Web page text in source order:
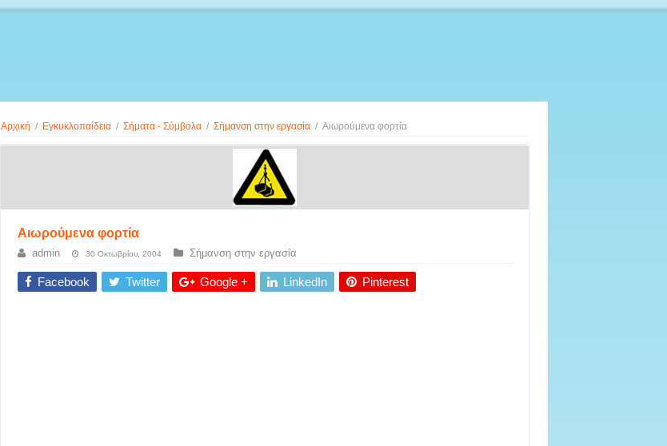
Αρχική / Εγκυκλοπαίδεια / Σήματα - Σύμβολα / Σήμανση στην εργασία / Aιωρούμενα φορτία
Aιωρούμενα φορτία
admin 30 Οκτωβρίου, 2004 Σήμανση στην εργασία
Facebook Twitter Google + LinkedIn Pinterest